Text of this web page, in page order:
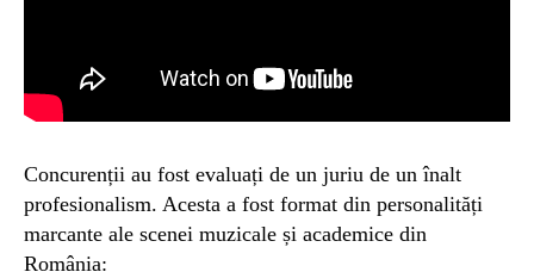
Concurenții au fost evaluați de un juriu de un înalt
profesionalism. Acesta a fost format din personalități
marcante ale scenei muzicale și academice din
România: